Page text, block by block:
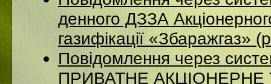
денного ДЗЗА
газифікації
Повідомлення через
ПРИВАТНЕ